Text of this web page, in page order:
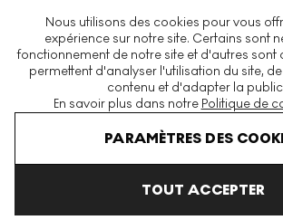
Nous utilisons des cookies pour vous
expérience sur notre site. Certains sont
fonctionnement de notre site et d'autres sont
permettent d'analyser l'utilisation du site,
contenu et d'adapter la
En savoir plus dans notre Politique de
PARAMÈTRES DES
TOUT ACCEPTER
La plus grande plateforme mondiale
modernes et
Henri Matisse Nu Couché